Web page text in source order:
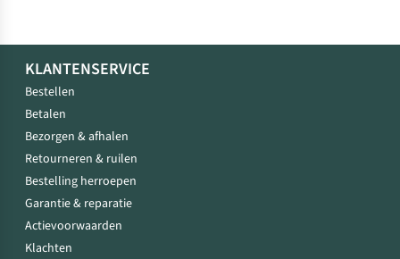
KLANTENSERVICE
Bestellen
Betalen
Bezorgen & afhalen
Retourneren & ruilen
Bestelling herroepen
Garantie & reparatie
Actievoorwaarden
Klachten